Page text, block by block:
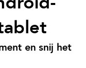
en snij het